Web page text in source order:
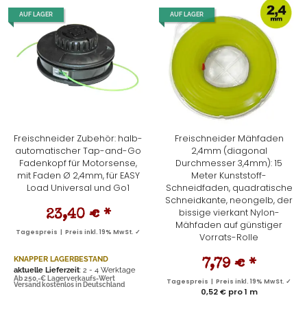
AUF LAGER
Freischneider Zubehör: halb-
automatischer Tap-and-Go
Fadenkopf für Motorsense,
mit Faden Ø 2,4mm, für EASY
Load Universal und Go1
23,40 € *
Tagespreis | Preis inkl. 19% MwSt. ✓
KNAPPER LAGERBESTAND
aktuelle Lieferzeit: 2 - 4 Werktage
Ab 250,-€ Lagerverkaufs-Wert
Versand kostenlos in Deutschland
AUF LAGER
Freischneider Mähfaden
2,4mm (diagonal
Durchmesser 3,4mm): 15
Meter Kunststoff-
Schneidfaden, quadratische
Schneidkante, neongelb, der
bissige vierkant Nylon-
Mähfaden auf günstiger
Vorrats-Rolle
7,79 € *
Tagespreis | Preis inkl. 19% MwSt. ✓
0,52 € pro 1 m